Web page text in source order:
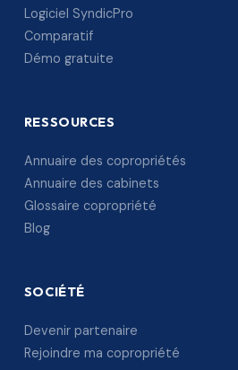
Logiciel SyndicPro
Comparatif
Démo gratuite
RESSOURCES
Annuaire des copropriétés
Annuaire des cabinets
Glossaire copropriété
Blog
SOCIÉTÉ
Devenir partenaire
Rejoindre ma copropriété